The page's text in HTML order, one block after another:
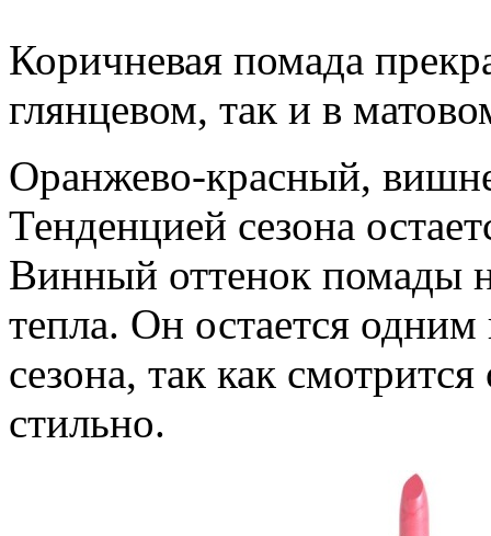
Коричневая помада
глянцевом, так и в
Оранжево-красный,
Тенденцией сезона
Винный оттенок помады
тепла. Он остается
сезона, так как
стильно.